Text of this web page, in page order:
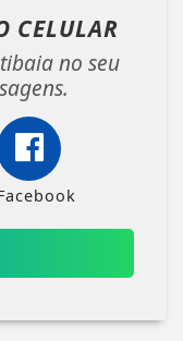
CELULAR
no seu